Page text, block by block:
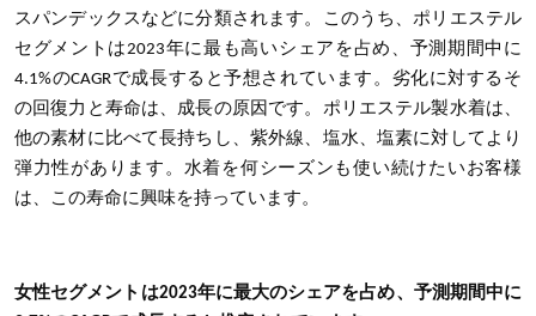
スパンデックスなどに分類されます。このうち、ポリエステル
セグメントは2023年に最も高いシェアを占め、予測期間中に
4.1%のCAGRで成長すると予想されています。劣化に対するそ
の回復力と寿命は、成長の原因です。ポリエステル製水着は、
他の素材に比べて長持ちし、紫外線、塩水、塩素に対してより
弾力性があります。水着を何シーズンも使い続けたいお客様
は、この寿命に興味を持っています。
女性セグメントは2023年に最大のシェアを占め、予測期間中に